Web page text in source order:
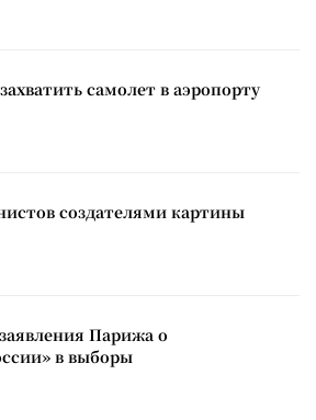
самолет в аэропорту
создателями картины
Парижа о
в выборы